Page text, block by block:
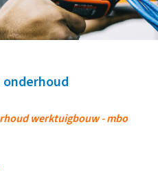
onderhoud
werktuigbouw - mbo